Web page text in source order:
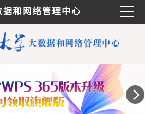
据和网络管理中心